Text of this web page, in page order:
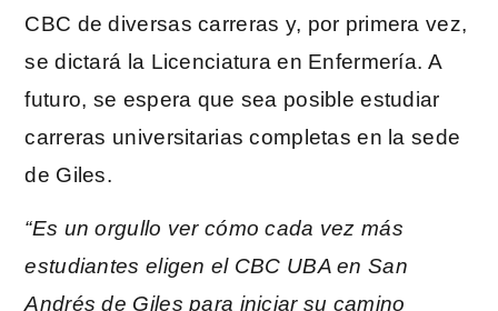
CBC de diversas carreras y, por primera vez,
se dictará la Licenciatura en Enfermería. A
futuro, se espera que sea posible estudiar
carreras universitarias completas en la sede
de Giles.
“Es un orgullo ver cómo cada vez más
estudiantes eligen el CBC UBA en San
Andrés de Giles para iniciar su camino